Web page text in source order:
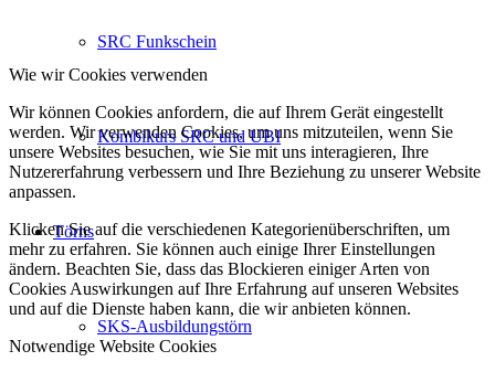
SRC Funkschein
Kombikurs SRC und UBI
Törns
SKS-Ausbildungstörn
Wie wir Cookies verwenden
Wir können Cookies anfordern, die auf Ihrem Gerät eingestellt
werden. Wir verwenden Cookies, um uns mitzuteilen, wenn Sie
unsere Websites besuchen, wie Sie mit uns interagieren, Ihre
Nutzererfahrung verbessern und Ihre Beziehung zu unserer Website
anpassen.
Klicken Sie auf die verschiedenen Kategorienüberschriften, um
mehr zu erfahren. Sie können auch einige Ihrer Einstellungen
ändern. Beachten Sie, dass das Blockieren einiger Arten von
Cookies Auswirkungen auf Ihre Erfahrung auf unseren Websites
und auf die Dienste haben kann, die wir anbieten können.
Notwendige Website Cookies